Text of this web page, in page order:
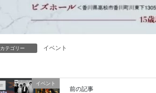
カテゴリー イベント
イベント
前の記事